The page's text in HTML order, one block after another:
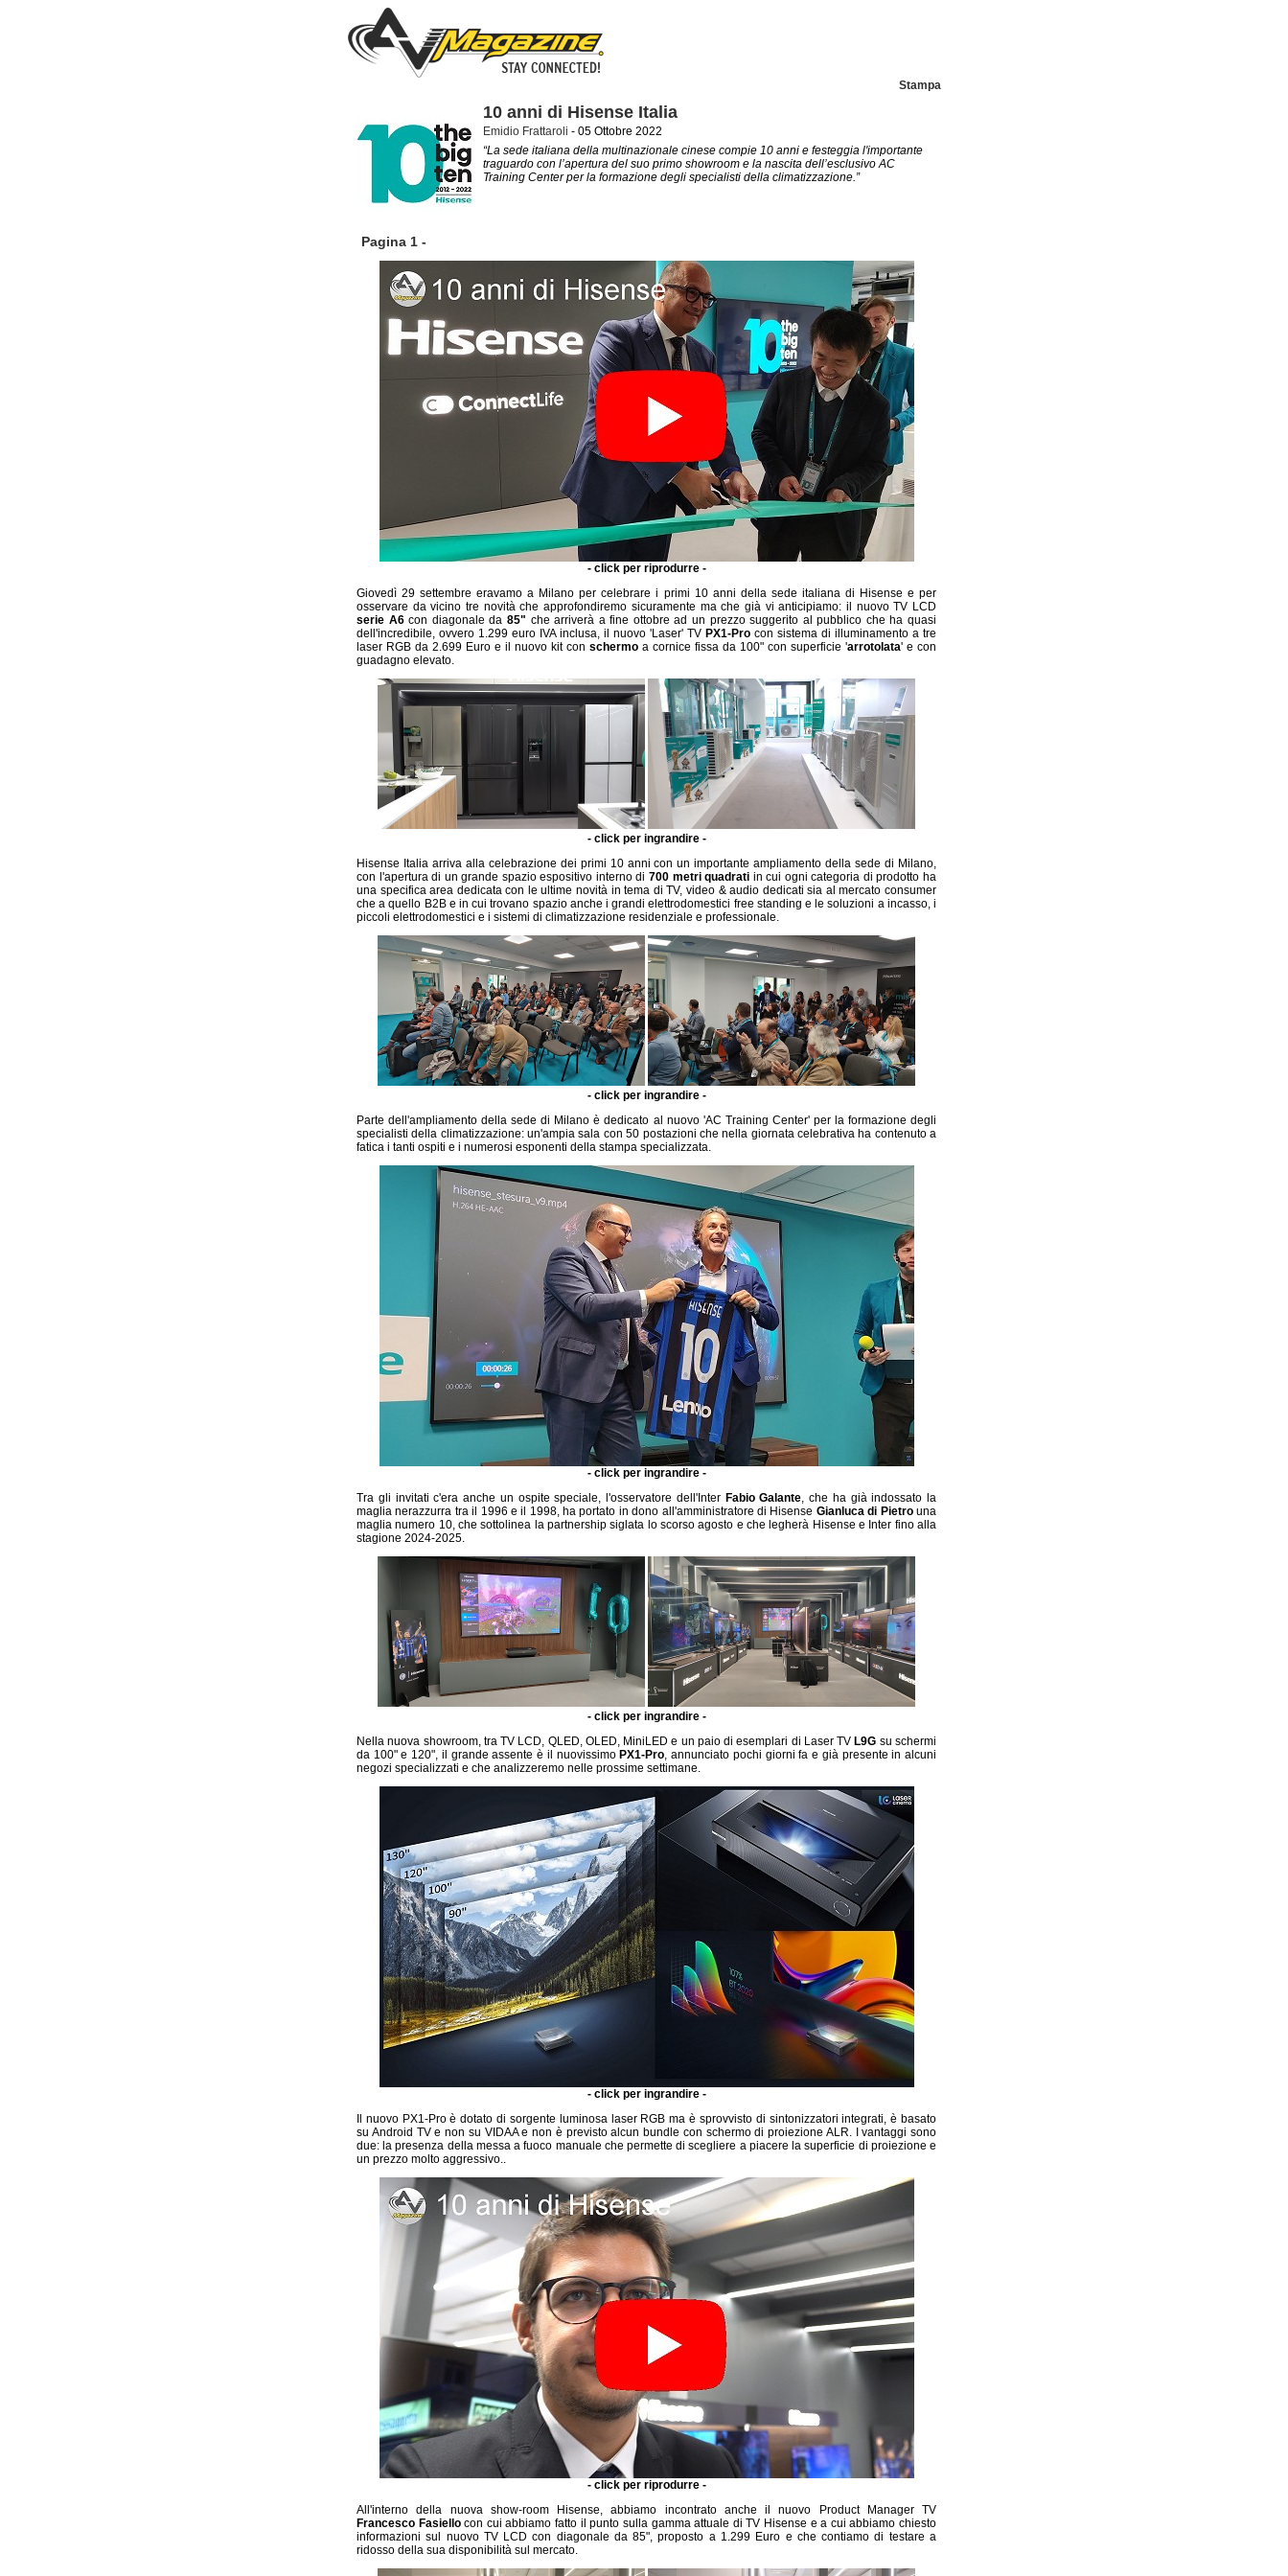
Stampa
10 anni di Hisense Italia
Emidio Frattaroli - 05 Ottobre 2022
“La sede italiana della multinazionale cinese compie 10 anni e festeggia l'importante
traguardo con l’apertura del suo primo showroom e la nascita dell’esclusivo AC
Training Center per la formazione degli specialisti della climatizzazione.”
Pagina 1 -
- click per riprodurre -
Giovedì 29 settembre eravamo a Milano per celebrare i primi 10 anni della sede italiana di Hisense e per
osservare da vicino tre novità che approfondiremo sicuramente ma che già vi anticipiamo: il nuovo TV LCD
serie A6con diagonale da 85" che arriverà a fine ottobre ad un prezzo suggerito al pubblico che ha quasi
dell'incredibile, ovvero 1.299 euro IVA inclusa, il nuovo 'Laser' TV PX1-Pro con sistema di illuminamento a tre
laser RGB da 2.699 Euro e il nuovo kit con schermo a cornice fissa da 100" con superficie 'arrotolata' e con
guadagno elevato.
- click per ingrandire -
Hisense Italia arriva alla celebrazione dei primi 10 anni con un importante ampliamento della sede di Milano,
con l'apertura di un grande spazio espositivo interno di 700 metri quadrati in cui ogni categoria di prodotto ha
una specifica area dedicata con le ultime novità in tema di TV, video & audio dedicati sia al mercato consumer
che a quello B2B e in cui trovano spazio anche i grandi elettrodomestici free standing e le soluzioni a incasso, i
piccoli elettrodomestici e i sistemi di climatizzazione residenziale e professionale.
- click per ingrandire -
Parte dell'ampliamento della sede di Milano è dedicato al nuovo 'AC Training Center' per la formazione degli
specialisti della climatizzazione: un'ampia sala con 50 postazioni che nella giornata celebrativa ha contenuto a
fatica i tanti ospiti e i numerosi esponenti della stampa specializzata.
- click per ingrandire -
Tra gli invitati c'era anche un ospite speciale, l'osservatore dell'Inter Fabio Galante, che ha già indossato la
maglia nerazzurra tra il 1996 e il 1998, ha portato in dono all'amministratore di Hisense Gianluca di Pietrouna
maglia numero 10, che sottolinea la partnership siglata lo scorso agosto e che legherà Hisense e Inter fino alla
stagione 2024-2025.
- click per ingrandire -
Nella nuova showroom, tra TV LCD, QLED, OLED, MiniLED e un paio di esemplari di Laser TV L9G su schermi
da 100" e 120", il grande assente è il nuovissimo PX1-Pro, annunciato pochi giorni fa e già presente in alcuni
negozi specializzati e che analizzeremo nelle prossime settimane.
- click per ingrandire -
Il nuovo PX1-Pro è dotato di sorgente luminosa laser RGB ma è sprovvisto di sintonizzatori integrati, è basato
su Android TV e non su VIDAA e non è previsto alcun bundle con schermo di proiezione ALR. I vantaggi sono
due: la presenza della messa a fuoco manuale che permette di scegliere a piacere la superficie di proiezione e
un prezzo molto aggressivo..
- click per riprodurre -
All'interno della nuova show-room Hisense, abbiamo incontrato anche il nuovo Product Manager TV
Francesco Fasiellocon cui abbiamo fatto il punto sulla gamma attuale di TV Hisense e a cui abbiamo chiesto
informazioni sul nuovo TV LCD con diagonale da 85", proposto a 1.299 Euro e che contiamo di testare a
ridosso della sua disponibilità sul mercato.